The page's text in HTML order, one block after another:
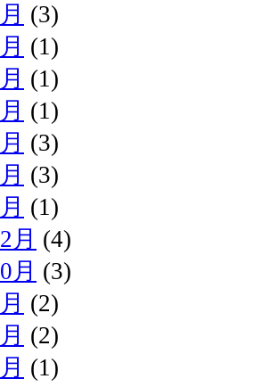
(3)
(1)
(1)
(1)
(3)
(3)
(1)
月 (4)
月 (3)
(2)
(2)
(1)